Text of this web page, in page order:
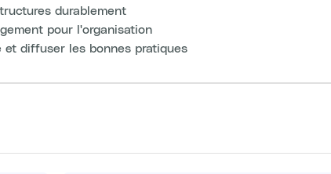
durablement
pour l'organisation
diffuser les bonnes pratiques